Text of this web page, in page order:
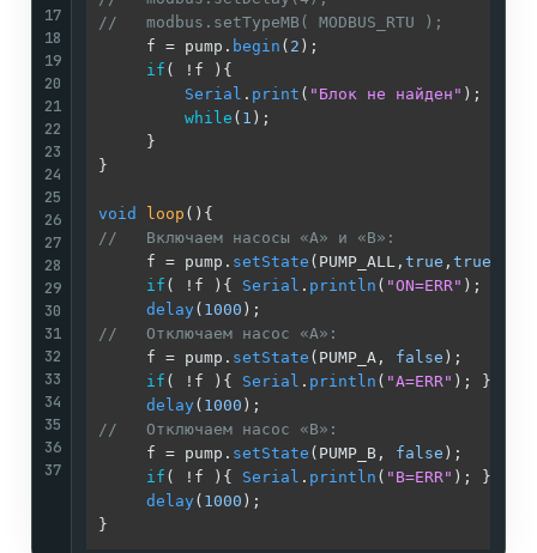
17
18
19
20
21
22
23
24
25
26
27
28
29
30
31
32
33
34
35
36
37
//   modbus.setTypeMB( MODBUS_RTU );        //
     f = pump.
begin ( 2 );
if ( !f ){
Serial . print ( "Блок не найден" );
while ( 1 );
     }
}
void
loop () {
//   Включаем насосы «A» и «B»:
     f = pump.
setState (PUMP_ALL, true , true
if ( !f ){ Serial . println ( "ON=ERR" ); }
delay( 1000 );
//   Отключаем насос «A»:
     f = pump.
setState (PUMP_A, false );
if ( !f ){ Serial . println ( "A=ERR" ); }
delay( 1000 );
//   Отключаем насос «B»:
     f = pump.
setState (PUMP_B, false );
if ( !f ){ Serial . println ( "B=ERR" ); }
delay( 1000 );
}